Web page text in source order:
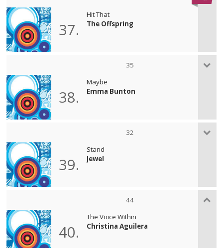
37.
Hit That
The Offspring
35
38.
Maybe
Emma Bunton
32
39.
Stand
Jewel
44
40.
The Voice Within
Christina Aguilera